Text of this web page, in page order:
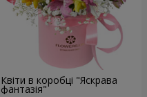
Квіти в коробці "Яскрава
фантазія"